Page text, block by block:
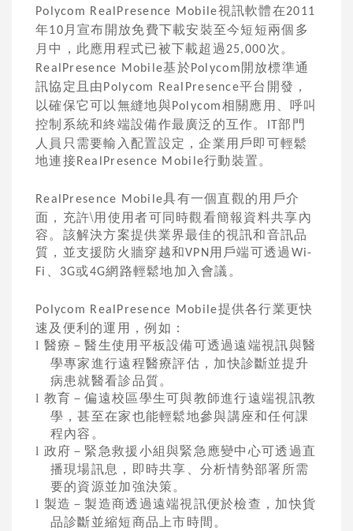
Polycom RealPresence Mobile視訊軟體在2011
年10 月宣布開放免費下載安裝至今短短兩個多
月中，此應用程式已被下載超過25,000次。
RealPresence Mobile基於 Polycom開放標準通
訊協定且由 Polycom RealPresence平台開發，
以確保它可以無縫地與Polycom相關應用、呼叫
控制系統和終端設備作最廣泛的互作。
IT部門
人員只需要輸入配置設定，企業用戶即可輕鬆
地連接RealPresence Mobile行動裝置。
RealPresence Mobile具有一個直觀的用戶介
面，充許\用使用者可同時觀看簡報資料共享內
容。該解決方案提供業界最佳的視訊和音訊品
質，並支援防火牆穿越和VPN 用戶端可透過 Wi-
Fi 、 3G或4G網路輕鬆地加入會議。
Polycom RealPresence Mobile提供各行業更快
速及便利的運用，例如：
l 醫療－醫生使用平板設備可透過遠端視訊與醫
學專家進行遠程醫療評估，加快診斷並提升
病患就醫看診品質。
l 教育－偏遠校區學生可與教師進行遠端視訊教
學，甚至在家也能輕鬆地參與講座和任何課
程內容。
l 政府－緊急救援小組與緊急應變中心可透過直
播現場訊息，即時共享、分析情勢部署所需
要的資源並加強決策。
l 製造－製造商透過遠端視訊便於檢查，加快貨
品診斷並縮短商品上市時間。